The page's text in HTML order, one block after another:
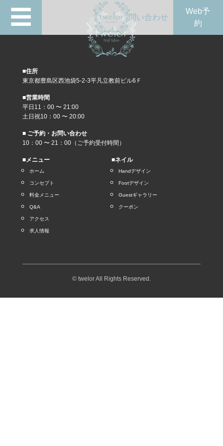
☰ 問い合わせ
Web予
約
■住所
東京都豊島区西池袋5-2-3平凡立教前ビル6Ｆ
■営業時間
平日11：00 〜 21:00
土日祝10：00 〜 20:00
■ ご予約・お問い合わせ
10：00 〜 21：00（ご予約受付時間）
■メニュー
ホーム
コンセプト
料金メニュー
Q&A
アクセス
求人情報
■ネイル
Handデザイン
Footデザイン
Guestギャラリー
クーポン
© twelor All Rights Reserved.